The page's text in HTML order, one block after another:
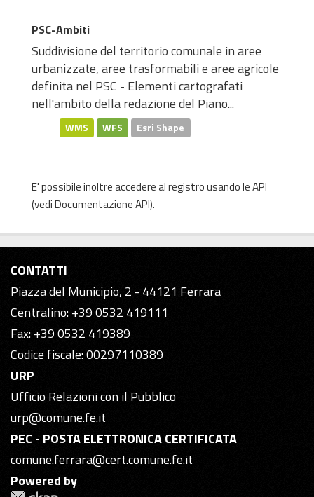
PSC-Ambiti
Suddivisione del territorio comunale in aree
urbanizzate, aree trasformabili e aree agricole
definita nel PSC - Elementi cartografati
nell'ambito della redazione del Piano...
WMS WFS Esri Shape
E' possibile inoltre accedere al registro usando leAPI
(vediDocumentazione API).
CONTATTI
Piazza del Municipio, 2 - 44121 Ferrara
Centralino: +39 0532 419111
Fax: +39 0532 419389
Codice fiscale: 00297110389
URP
Ufficio Relazioni con il Pubblico
urp@comune.fe.it
PEC - POSTA ELETTRONICA CERTIFICATA
comune.ferrara@cert.comune.fe.it
Powered by